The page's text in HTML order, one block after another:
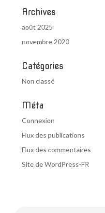
Archives
août 2025
novembre 2020
Catégories
Non classé
Méta
Connexion
Flux des publications
Flux des commentaires
Site de WordPress-FR